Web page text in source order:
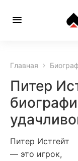
Главная
Питер
Питер Истгейт
— это игрок,